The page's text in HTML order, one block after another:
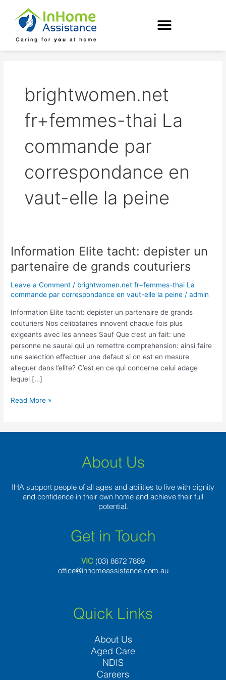
content
brightwomen.net
fr+femmes-thai La
commande par
correspondance en
vaut-elle la peine
Information Elite tacht: depister un
partenaire de grands couturiers
Leave a Comment / brightwomen.net fr+femmes-thai La
commande par correspondance en vaut-elle la peine /admin
Information Elite tacht: depister un partenaire de grands
couturiers Nos celibataires innovent chaque fois plus
exigeants avec les annees Sauf Que c’est un fait: une
personne ne saurai qui un remettre comprehension: ainsi faire
une selection effectuer une defaut si on est en mesure
alleguer dans l’elite? C’est en ce qui concerne celui adage
lequel […]
Information
tacht:
depister
un
de
grands
couturiers
Read More »
About Us
IHA support people of all ages and abilities to live with dignity
and confidence in their own home and achieve their full
potential.
Get in Touch
VIC (03) 8672 7889
office@inhomeassistance.com.au
Quick Links
About Us
Aged Care
NDIS
Careers